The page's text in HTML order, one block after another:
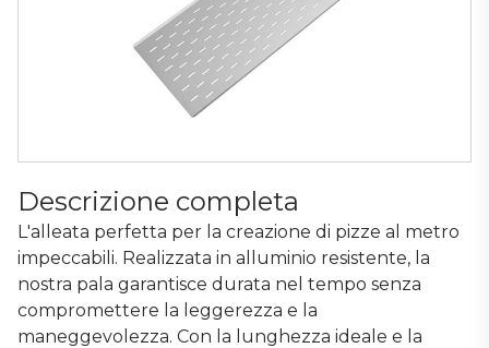
Descrizione completa
L'alleata perfetta per la creazione di pizze al metro
impeccabili. Realizzata in alluminio resistente, la
nostra pala garantisce durata nel tempo senza
compromettere la leggerezza e la
maneggevolezza. Con la lunghezza ideale e la